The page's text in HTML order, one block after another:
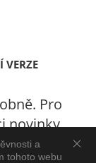
a
tohoto webu
VERZE
Pro
novinky.
2021.